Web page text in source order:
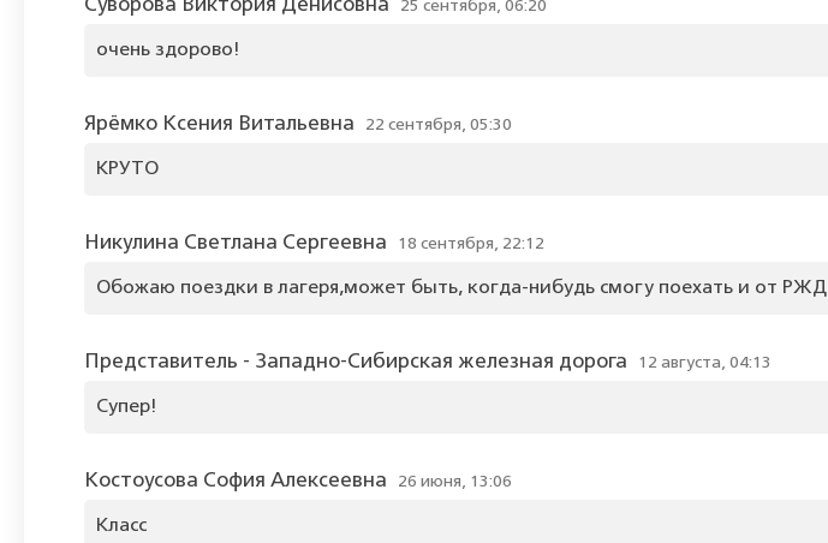
Суворова Виктория Денисовна 25 сентября, 06:20
очень здорово!
Ярёмко Ксения Витальевна 22 сентября, 05:30
КРУТО
Никулина Светлана Сергеевна 18 сентября, 22:12
Обожаю поездки в лагеря,может быть, когда-нибудь смогу поехать и от РЖД
Представитель - Западно-Сибирская железная дорога 12 августа, 04:13
Супер!
Костоусова София Алексеевна 26 июня, 13:06
Класс